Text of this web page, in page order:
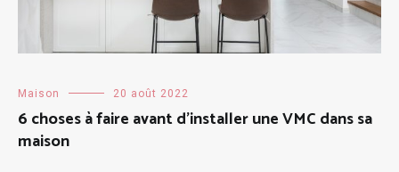
Maison 20 août 2022
6 choses à faire avant d’installer une VMC dans sa
maison